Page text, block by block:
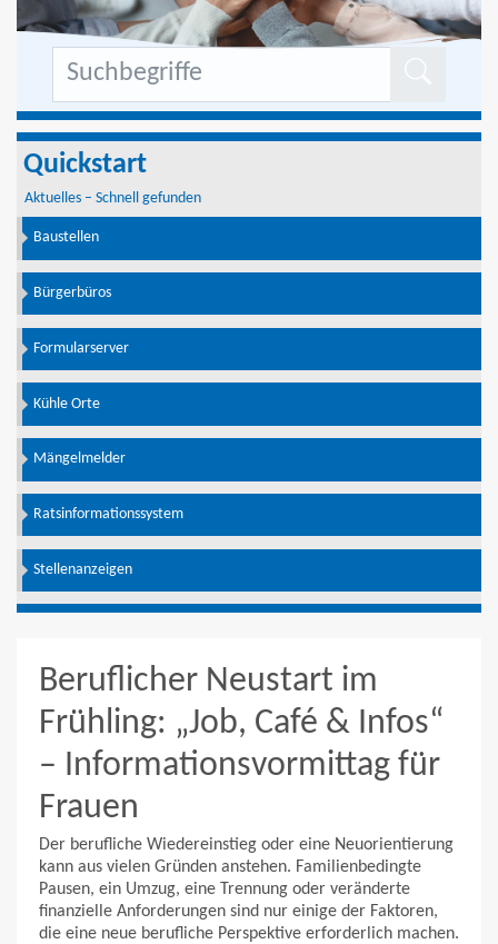
Quickstart
Aktuelles – Schnell gefunden
Baustellen
Bürgerbüros
Formularserver
Kühle Orte
Mängelmelder
Ratsinformationssystem
Stellenanzeigen
Beruflicher Neustart im
Frühling: „Job, Café & Infos“
– Informationsvormittag für
Frauen
Der berufliche Wiedereinstieg oder eine Neuorientierung
kann aus vielen Gründen anstehen. Familienbedingte
Pausen, ein Umzug, eine Trennung oder veränderte
finanzielle Anforderungen sind nur einige der Faktoren,
die eine neue berufliche Perspektive erforderlich machen.